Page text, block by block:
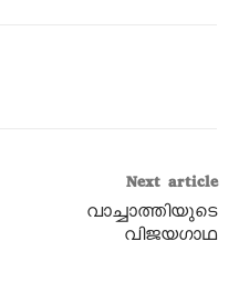
Next article
വാച്ചാത്തിയുടെ
വിജയഗാഥ